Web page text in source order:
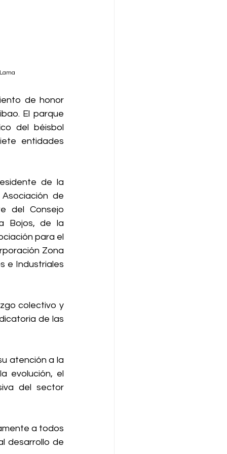
de honor
El parque
del béisbol
entidades
de la
de
del Consejo
Bojos, de la
para el
Zona
e Industriales
colectivo y
de las
atención a la
evolución, el
del sector
a todos
desarrollo de